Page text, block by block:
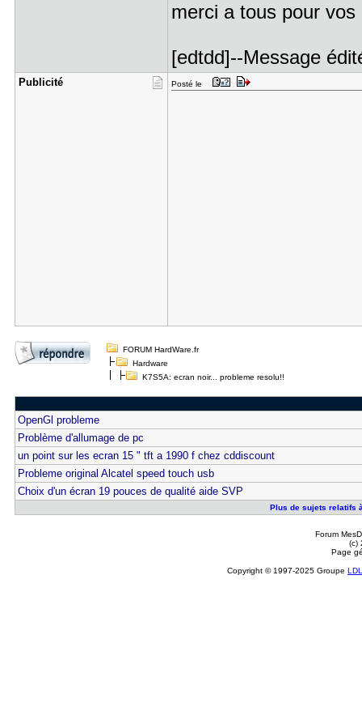
merci a tous pour
[edtdd]--Message
Publicité Posté le
FORUM HardWare.fr
Hardware
K7S5A: ecran noir... probleme resolu!!
OpenGl probleme
Problème d'allumage de pc
un point sur les ecran 15 " tft a 1990 f chez cddiscount
Probleme original Alcatel speed touch usb
Choix d'un écran 19 pouces de qualité aide SVP
Plus de sujets relatifs
Forum
(c)
Page
Copyright © 1997-2025 Groupe